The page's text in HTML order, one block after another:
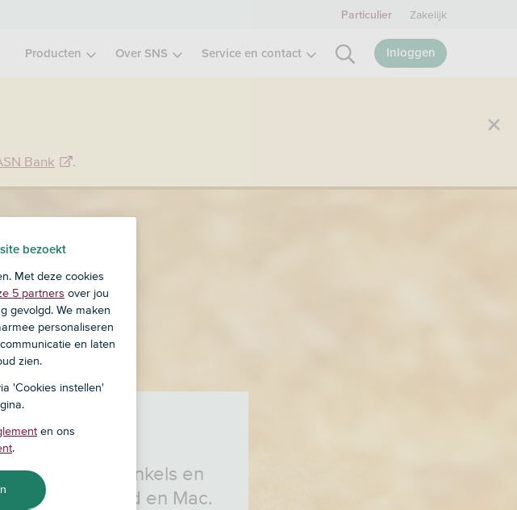
Bank .
Producten Over SNS Service en contact Inloggen
Particulier Zakelijk
en veilig in winkels en
Watch, iPad en Mac.
bezoekt
Met deze cookies
5 partners over jou
gevolgd. We maken
personaliseren
en laten
zien.
'Cookies instellen'
en ons
.